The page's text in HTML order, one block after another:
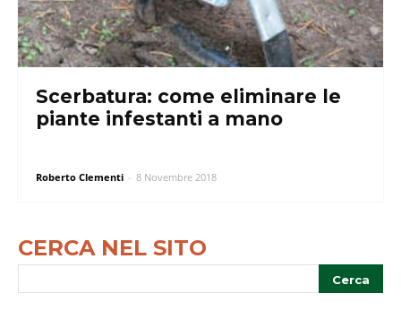
Scerbatura: come eliminare le
piante infestanti a mano
Roberto Clementi - 8 Novembre 2018
CERCA NEL SITO